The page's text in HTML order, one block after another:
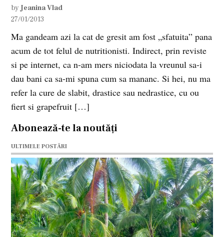
by Jeanina Vlad
27/01/2013
Ma gandeam azi la cat de gresit am fost „sfatuita” pana
acum de tot felul de nutritionisti. Indirect, prin reviste
si pe internet, ca n-am mers niciodata la vreunul sa-i
dau bani ca sa-mi spuna cum sa mananc. Si hei, nu ma
refer la cure de slabit, drastice sau nedrastice, cu ou
fiert si grapefruit […]
Abonează-te la noutăți
ULTIMELE POSTĂRI